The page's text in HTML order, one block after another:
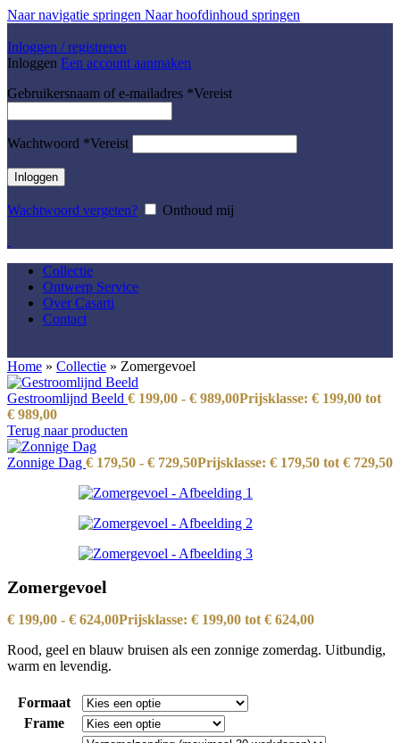
Naar navigatie springen Naar hoofdinhoud springen
Inloggen / registreren
Inloggen Een account aanmaken
Gebruikersnaam of e-mailadres *Vereist
Wachtwoord *Vereist
Inloggen
Wachtwoord vergeten? Onthoud mij
Collectie
Ontwerp Service
Over Casarti
Contact
Home » Collectie » Zomergevoel
Gestroomlijnd Beeld € 199,00 - € 989,00Prijsklasse: € 199,00 tot
€ 989,00
Terug naar producten
Zonnige Dag € 179,50 - € 729,50Prijsklasse: € 179,50 tot € 729,50
Zomergevoel
€ 199,00 - € 624,00Prijsklasse: € 199,00 tot € 624,00
Rood, geel en blauw bruisen als een zonnige zomerdag. Uitbundig,
warm en levendig.
Formaat
Frame